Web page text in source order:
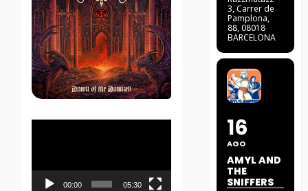
vídeo
00:00 05:30
3, Carrer de
Pamplona,
88, 08018
BARCELONA
16
AGO
AMYL AND
THE
SNIFFERS